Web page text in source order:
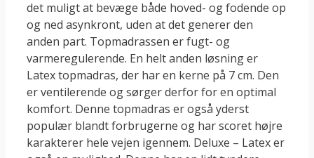
det muligt at bevæge både hoved- og fodende op
og ned asynkront, uden at det generer den
anden part. Topmadrassen er fugt- og
varmeregulerende. En helt anden løsning er
Latex topmadras, der har en kerne på 7 cm. Den
er ventilerende og sørger derfor for en optimal
komfort. Denne topmadras er også yderst
populær blandt forbrugerne og har scoret højre
karakterer hele vejen igennem. Deluxe – Latex er